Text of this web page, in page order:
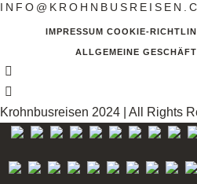
IMPRESSUM COOKIE-
ALLGEMEINE
Krohnbusreisen 2024 | All Rights